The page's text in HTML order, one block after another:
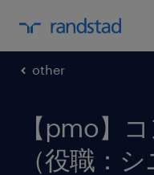
other
【pmo】
（役職：